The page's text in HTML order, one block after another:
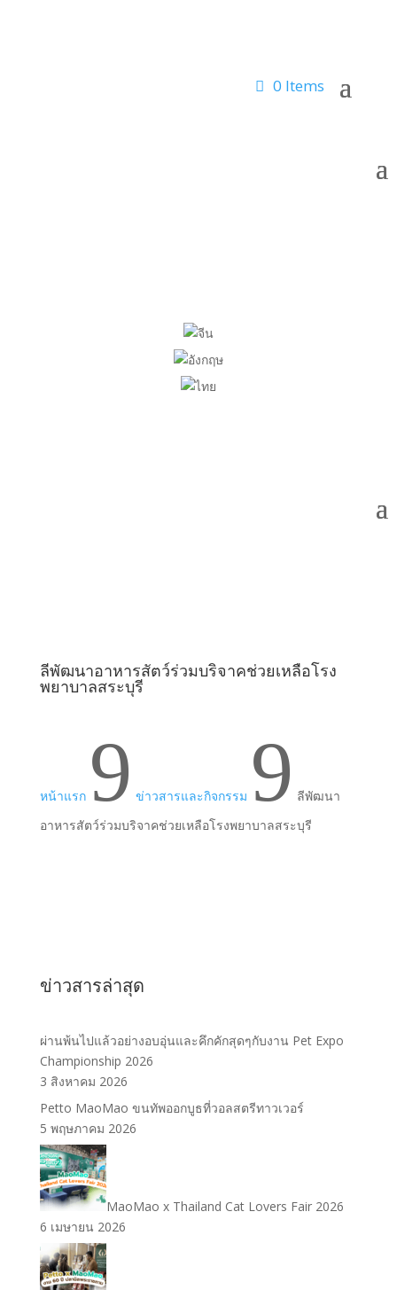
0 Items
ลีพัฒนาอาหารสัตว์ร่วมบริจาคช่วยเหลือโรง
พยาบาลสระบุรี
หน้าแรก 9 ข่าวสารและกิจกรรม 9 ลีพัฒนา
อาหารสัตว์ร่วมบริจาคช่วยเหลือโรงพยาบาลสระบุรี
ข่าวสารล่าสุด
ผ่านพ้นไปแล้วอย่างอบอุ่นและคึกคักสุดๆกับงาน Pet Expo
Championship 2026
3 สิงหาคม 2026
Petto MaoMao ขนทัพออกบูธที่วอลสตรีทาวเวอร์
5 พฤษภาคม 2026
MaoMao x Thailand Cat Lovers Fair 2026
6 เมษายน 2026